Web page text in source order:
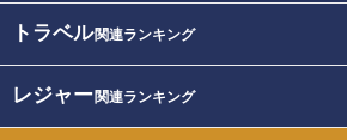
トラベル関連ランキング
レジャー関連ランキング